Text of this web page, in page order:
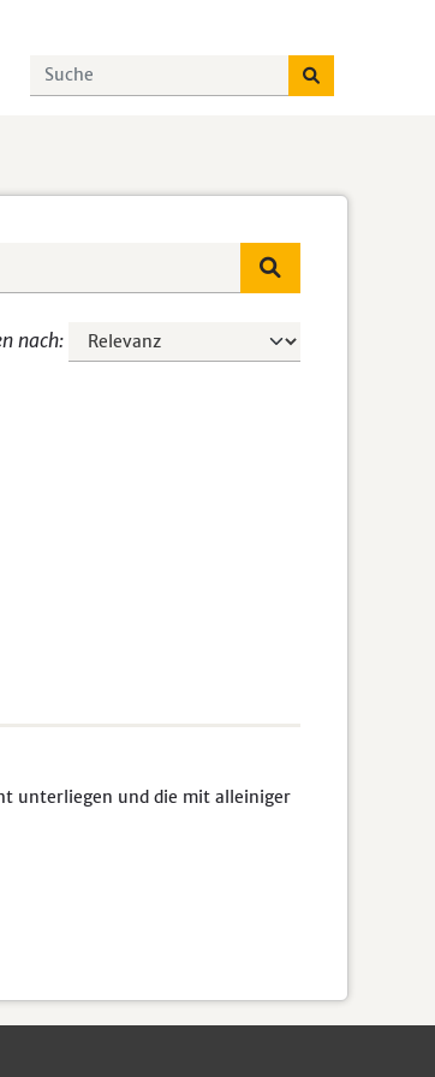
nach
unterliegen und die mit alleiniger